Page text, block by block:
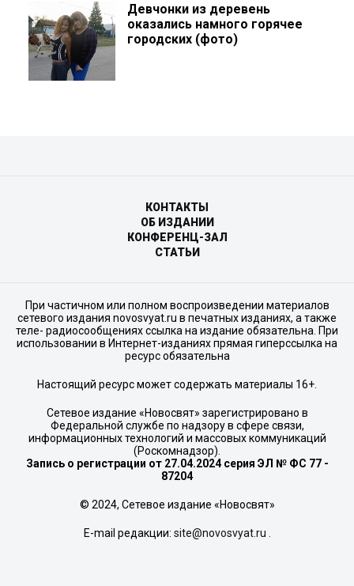
Девчонки из деревень
оказались намного горячее
городских (фото)
КОНТАКТЫ
ОБ ИЗДАНИИ
КОНФЕРЕНЦ-ЗАЛ
СТАТЬИ
При частичном или полном воспроизведении материалов
сетевого издания novosvyat.ru в печатных изданиях, а также
теле- радиосообщениях ссылка на издание обязательна. При
использовании в Интернет-изданиях прямая гиперссылка на
ресурс обязательна
Настоящий ресурс может содержать материалы 16+.
Сетевое издание «Новосвят» зарегистрировано в
Федеральной службе по надзору в сфере связи,
информационных технологий и массовых коммуникаций
(Роскомнадзор).
Запись о регистрации от 27.04.2024 серия ЭЛ № ФС 77 -
87204
© 2024, Сетевое издание «Новосвят»
E-mail редакции: site@novosvyat.ru